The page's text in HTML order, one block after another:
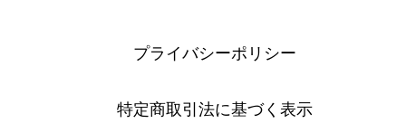
プライバシーポリシー
特定商取引法に基づく表示